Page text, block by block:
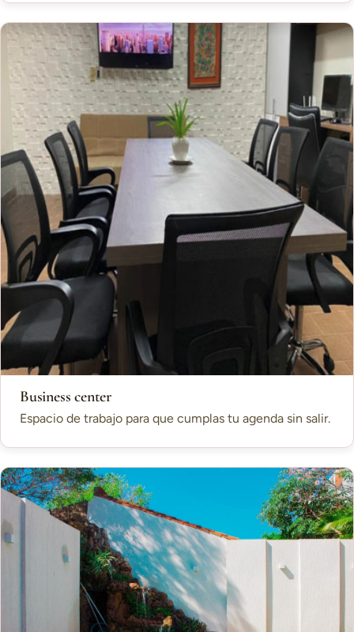
Business center
Espacio de trabajo para que cumplas tu agenda sin salir.